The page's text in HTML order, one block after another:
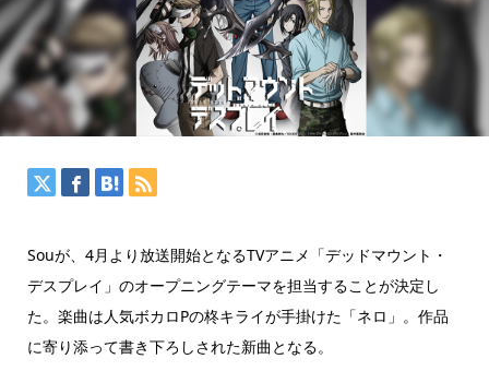
Souが、4月より放送開始となるTVアニメ「デッドマウント・
デスプレイ」のオープニングテーマを担当することが決定し
た。楽曲は人気ボカロPの柊キライが手掛けた「ネロ」。作品
に寄り添って書き下ろしされた新曲となる。